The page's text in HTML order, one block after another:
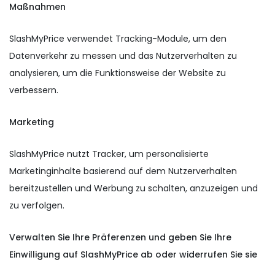
Maßnahmen
SlashMyPrice verwendet Tracking-Module, um den
Datenverkehr zu messen und das Nutzerverhalten zu
analysieren, um die Funktionsweise der Website zu
verbessern.
Marketing
SlashMyPrice nutzt Tracker, um personalisierte
Marketinginhalte basierend auf dem Nutzerverhalten
bereitzustellen und Werbung zu schalten, anzuzeigen und
zu verfolgen.
Verwalten Sie Ihre Präferenzen und geben Sie Ihre
Einwilligung auf SlashMyPrice ab oder widerrufen Sie sie